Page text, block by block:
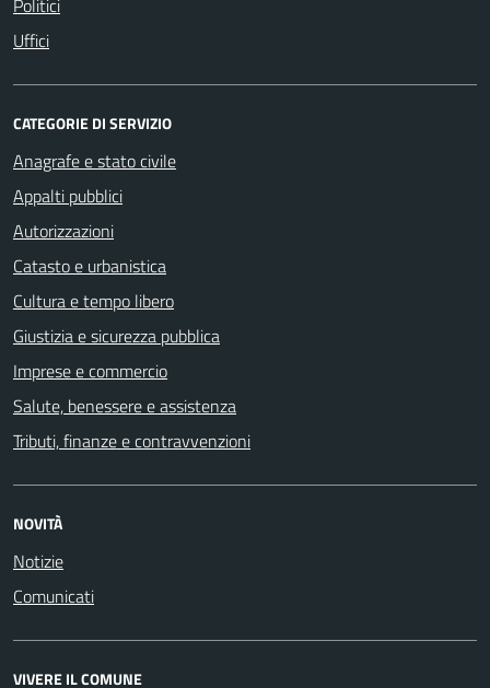
Uffici
CATEGORIE DI SERVIZIO
Anagrafe e stato civile
Appalti pubblici
Autorizzazioni
Catasto e urbanistica
Cultura e tempo libero
Giustizia e sicurezza pubblica
Imprese e commercio
Salute, benessere e assistenza
Tributi, finanze e contravvenzioni
NOVITÀ
Notizie
Comunicati
VIVERE IL COMUNE